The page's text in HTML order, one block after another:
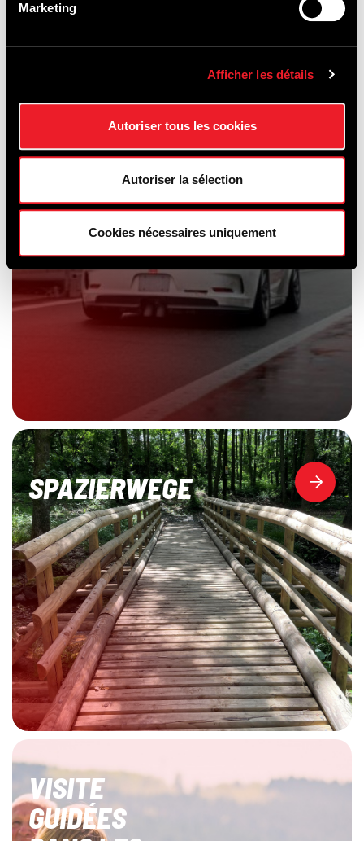
Marketing
Afficher les détails
Autoriser tous les cookies
Autoriser la sélection
Cookies nécessaires uniquement
&
AUTOVERMIETUNG
SPAZIERWEGE
VISITE
GUIDÉES